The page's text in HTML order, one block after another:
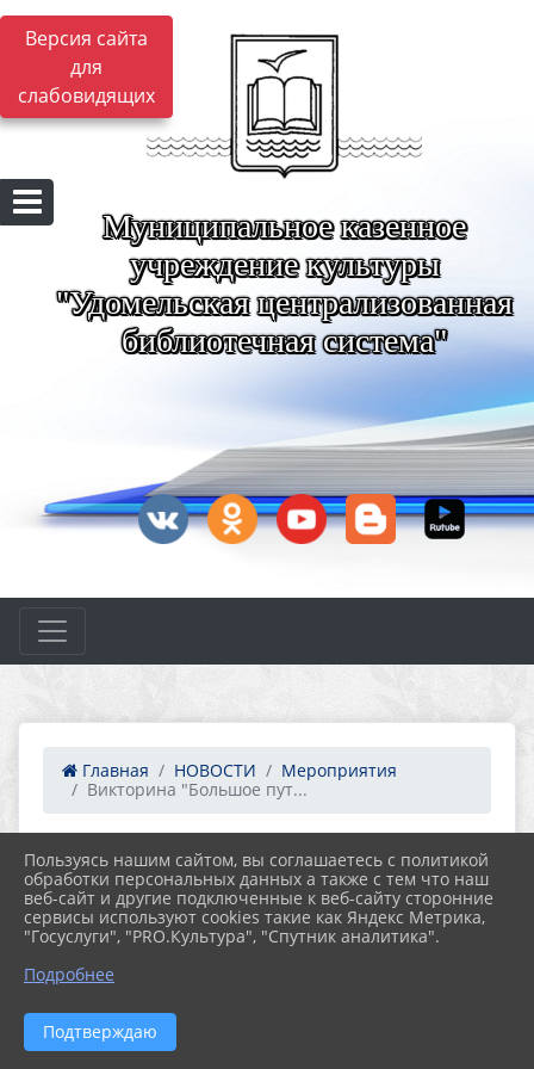
Версия сайта
для
слабовидящих
Муниципальное казенное
учреждение культуры
"Удомельская централизованная
библиотечная система"
Главная НОВОСТИ
Мероприятия
Викторина "Большое пут...
08.04.2026 12:57 15
ВИКТОРИНА "БОЛЬШОЕ ПУТЕШЕСТВИЕ В
МИР КОСМОНАВТИКИ"
Пользуясь нашим сайтом, вы соглашаетесь с политикой
обработки персональных данных а также с тем что наш
веб-сайт и другие подключенные к веб-сайту сторонние
сервисы используют cookies такие как Яндекс Метрика,
"Госуслуги", "PRO.Культура", "Спутник аналитика".
Подробнее
Подтверждаю